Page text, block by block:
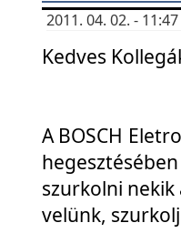
2011. 04. 02. -
Kedves
A BOSCH
szurkolni
velünk,